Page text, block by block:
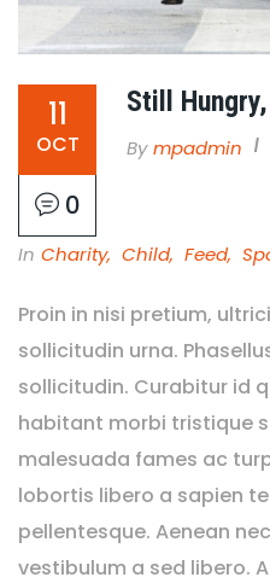
11
OCT
0
Still
By Mpadmin
In Charity, Child, Feed,
Proin in nisi pretium,
sollicitudin urna.
sollicitudin. Curabitur id
habitant morbi tristique
malesuada fames ac
lobortis libero a sapien
pellentesque. Aenean
vestibulum a sed libero.